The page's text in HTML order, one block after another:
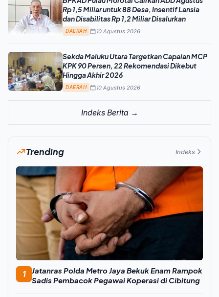
Rp 1,5 Miliar untuk 88 Desa, Insentif Lansia
dan Disabilitas Rp 1,2 Miliar Disalurkan
DAERAH 10 Agustus 2026
Sekda Maluku Utara Targetkan Capaian MCP
KPK 90 Persen, 22 Rekomendasi Dikebut
Hingga Akhir 2026
DAERAH 10 Agustus 2026
Indeks Berita →
Trending Indeks
1
Jatanras Polda Metro Jaya Bekuk Enam Rampok
Sadis Pembacok Pegawai Koperasi di Cibitung